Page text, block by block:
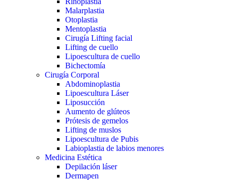
Malarplastia
Otoplastia
Mentoplastia
Cirugía Lifting facial
Lifting de cuello
Lipoescultura de cuello
Bichectomía
Cirugía Corporal
Abdominoplastia
Lipoescultura Láser
Liposucción
Aumento de glúteos
Prótesis de gemelos
Lifting de muslos
Lipoescultura de Pubis
Labioplastia de labios menores
Medicina Estética
Depilación láser
Dermapen